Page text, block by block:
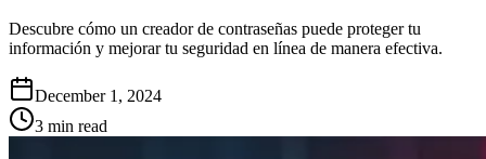
Descubre cómo un creador de contraseñas puede proteger tu
información y mejorar tu seguridad en línea de manera efectiva.
December 1, 2024
3 min read